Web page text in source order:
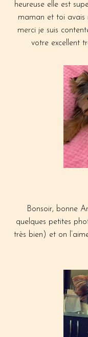
heureuse elle est
maman et toi avais
merci je suis
votre excellent
Bonsoir, bonne
quelques petites
très bien) et on